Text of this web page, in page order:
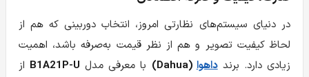
در دنیای سیستم‌های نظارتی امروز، انتخاب دوربینی که هم از
لحاظ کیفیت تصویر و هم از نظر قیمت به‌صرفه باشد، اهمیت
زیادی دارد. برندداهوا(Dahua) با معرفی مدل B1A21P-U از